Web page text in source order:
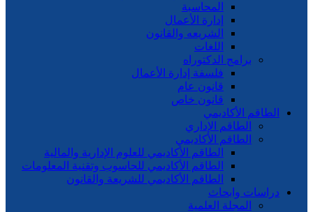
المحاسبة
إدارة الأعمال
الشريعه والقانون
اللغات
برامج الدكتوراه
فلسفة إدارة الأعمال
قانون عام
قانون خاص
الطاقم الأكاديمي
الطاقم الإداري
الطاقم الأكاديمي
الطاقم الأكاديمي للعلوم الإدارية والمالية
الطاقم الأكاديمي للحاسوب وتقنية المعلومات
الطاقم الأكاديمي للشريعة والقانون
دراسات وابحاث
المجلة العلمية